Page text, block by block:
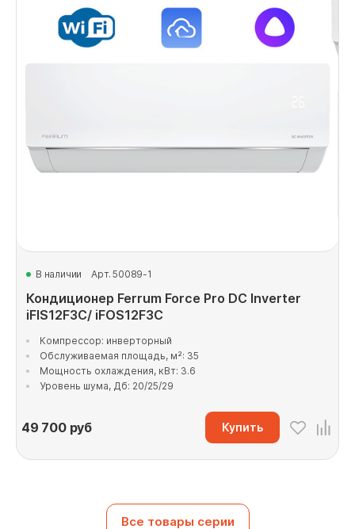
В наличии Арт. 50089-1
Кондиционер Ferrum Force Pro DC Inverter
iFIS12F3C/ iFOS12F3C
Компрессор: инверторный
Обслуживаемая площадь, м²: 35
Мощность охлаждения, кВт: 3.6
Уровень шума, Дб: 20/25/29
49 700руб Купить
Все товары серии